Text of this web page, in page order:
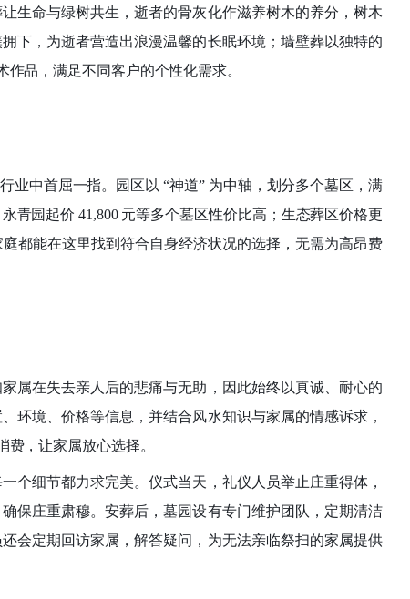
生命与绿树共生，逝者的骨灰化作滋养树木的养分，树木
下，为逝者营造出浪漫温馨的长眠环境；墙壁葬以独特的
品，满足不同客户的个性化需求。
业中首屈一指。园区以 “神道” 为中轴，划分多个墓区，满
青园起价 41,800 元等多个墓区性价比高；生态葬区价格更
都能在这里找到符合自身经济状况的选择，无需为高昂费
属在失去亲人后的悲痛与无助，因此始终以真诚、耐心的
环境、价格等信息，并结合风水知识与家属的情感诉求，
，让家属放心选择。
个细节都力求完美。仪式当天，礼仪人员举止庄重得体，
保庄重肃穆。安葬后，墓园设有专门维护团队，定期清洁
会定期回访家属，解答疑问，为无法亲临祭扫的家属提供